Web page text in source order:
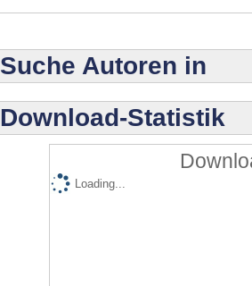
Suche Autoren in
Download-Statistik
Loading...